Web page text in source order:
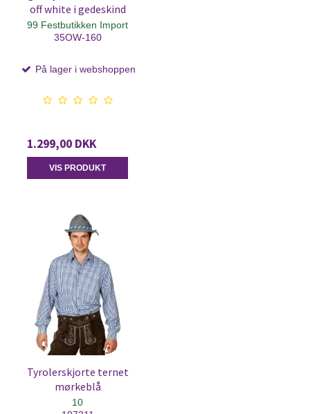
off white i gedeskind
99 Festbutikken Import
35OW-160
På lager i webshoppen
1.299,00 DKK
VIS PRODUKT
Tyrolerskjorte ternet
mørkeblå
10